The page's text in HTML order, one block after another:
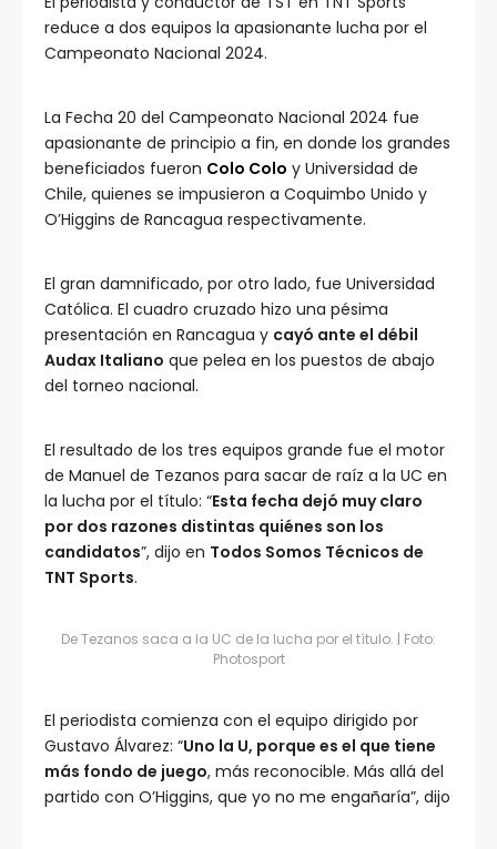
reduce a dos equipos la apasionante lucha por el
Campeonato Nacional 2024.
La Fecha 20 del Campeonato Nacional 2024 fue
apasionante de principio a fin, en donde los grandes
beneficiados fueron Colo Colo y Universidad de
Chile, quienes se impusieron a Coquimbo Unido y
O’Higgins de Rancagua respectivamente.
El gran damnificado, por otro lado, fue Universidad
Católica. El cuadro cruzado hizo una pésima
presentación en Rancagua y cayó ante el débil
Audax Italiano que pelea en los puestos de abajo
del torneo nacional.
El resultado de los tres equipos grande fue el motor
de Manuel de Tezanos para sacar de raíz a la UC en
la lucha por el título: “Esta fecha dejó muy claro
por dos razones distintas quiénes son los
candidatos”, dijo en Todos Somos Técnicos de
TNT Sports.
De Tezanos saca a la UC de la lucha por el título. | Foto:
Photosport
El periodista comienza con el equipo dirigido por
Gustavo Álvarez: “Uno la U, porque es el que tiene
más fondo de juego, más reconocible. Más allá del
partido con O’Higgins, que yo no me engañaría”, dijo